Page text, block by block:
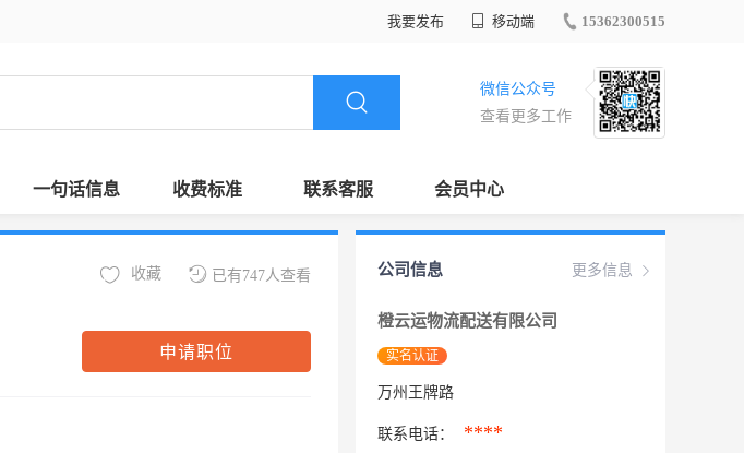
我要发布 移动端 15362300515
微信公众号
查看更多工作
一句话信息 收费标准 联系客服 会员中心
已有747人查看
收藏
申请职位
更多信息
公司信息
橙云运物流配送有限公司
实名认证
万州王牌路
联系电话： ****